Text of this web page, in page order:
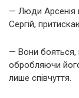
— Люди Арсенія
Сергій,
— Вони бояться,
обробляючи
лише співчуття.